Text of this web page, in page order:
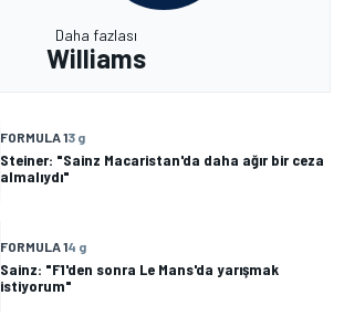
Daha fazlası
Williams
FORMULA 13 g
Steiner: "Sainz Macaristan'da daha ağır bir ceza
almalıydı"
FORMULA 14 g
Sainz: "F1'den sonra Le Mans'da yarışmak
istiyorum"